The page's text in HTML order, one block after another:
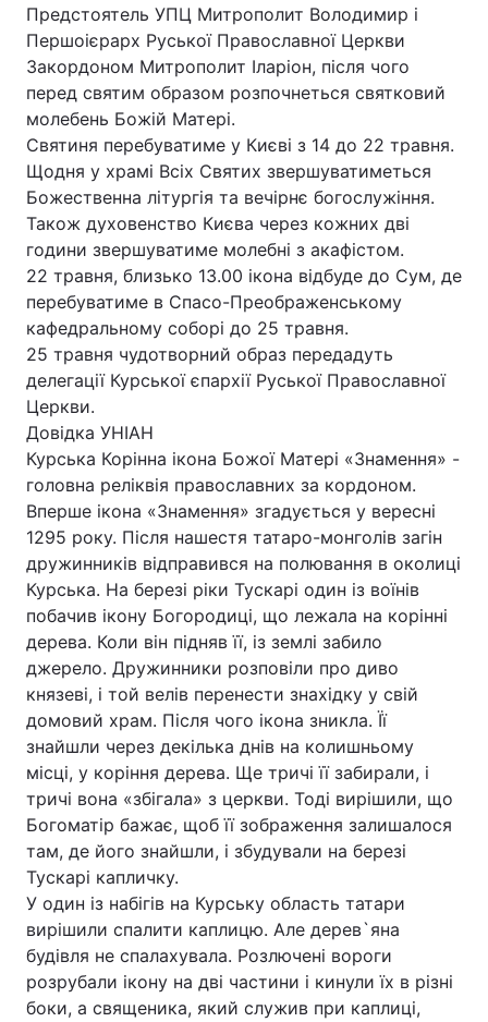
Головна Війна
Україна Політика
Економіка Світ
Спорт Наука
Техно і зв'язок Лайт
Зброя
Здоров'я
Цікавинки Погода
Екологія Регіони
Лонгріди
Відео з Youtube
Інтерв'ю Думки
Архів Вакансії
Контакти
Послуги
Предстоятель УПЦ Митрополит Володимир і
Першоієрарх Руської Православної Церкви
Закордоном Митрополит Іларіон, після чого
перед святим образом розпочнеться святковий
молебень Божій Матері.
Святиня перебуватиме у Києві з 14 до 22 травня.
Щодня у храмі Всіх Святих звершуватиметься
Божественна літургія та вечірнє богослужіння.
Також духовенство Києва через кожних дві
години звершуватиме молебні з акафістом.
22 травня, близько 13.00 ікона відбуде до Сум, де
перебуватиме в Спасо-Преображенському
кафедральному соборі до 25 травня.
25 травня чудотворний образ передадуть
делегації Курської єпархії Руської Православної
Церкви.
Довідка УНІАН
Курська Корінна ікона Божої Матері «Знамення» -
головна реліквія православних за кордоном.
Вперше ікона «Знамення» згадується у вересні
1295 року. Після нашестя татаро-монголів загін
дружинників відправився на полювання в околиці
Курська. На березі ріки Тускарі один із воїнів
побачив ікону Богородиці, що лежала на корінні
дерева. Коли він підняв її, із землі забило
джерело. Дружинники розповіли про диво
князеві, і той велів перенести знахідку у свій
домовий храм. Після чого ікона зникла. Її
знайшли через декілька днів на колишньому
місці, у коріння дерева. Ще тричі її забирали, і
тричі вона «збігала» з церкви. Тоді вирішили, що
Богоматір бажає, щоб її зображення залишалося
там, де його знайшли, і збудували на березі
Тускарі капличку.
У один із набігів на Курську область татари
вирішили спалити каплицю. Але дерев`яна
будівля не спалахувала. Розлючені вороги
розрубали ікону на дві частини і кинули їх в різні
боки, а священика, який служив при каплиці,